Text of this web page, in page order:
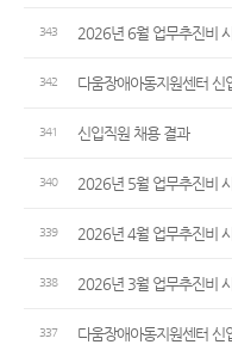
343 2026년 6월 업무추진비
342
341 신입직원 채용 결과
340 2026년 5월 업무추진비
339 2026년 4월 업무추진비
338 2026년 3월 업무추진비
337